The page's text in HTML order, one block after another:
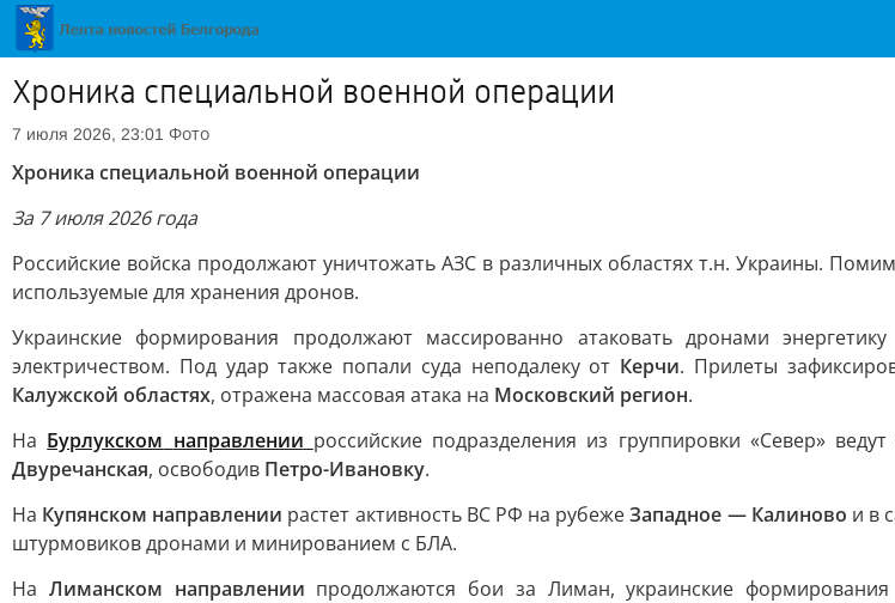
Хроника специальной военной операции
7 июля 2026, 23:01 Фото
Хроника специальной военной операции
За 7 июля 2026 года
Российские войска продолжают уничтожать АЗС в различных областях т.н. Украины.
используемые для хранения дронов.
Украинские формирования продолжают массированно атаковать дронами энергетику
электричеством. Под удар также попали суда неподалеку от Керчи. Прилеты
Калужской областях, отражена массовая атака на Московский регион.
На Бурлукском направлении российские подразделения из группировки «Север»
Двуречанская, освободив Петро-Ивановку.
На Купянском направлении растет активность ВС РФ на рубежеЗападное — Калиново и в
штурмовиков дронами и минированием с БЛА.
На Лиманском направлении продолжаются бои за Лиман, украинские